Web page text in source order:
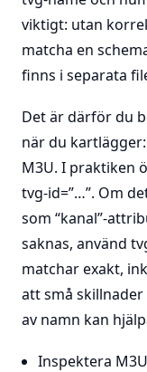
viktigt: utan
matcha en
finns i separata
Det är därför du
när du
M3U. I praktiken
tvg-id=”…”. Om
som “kanal”-
saknas, använd
matchar exakt,
att små
av namn kan
Inspektera